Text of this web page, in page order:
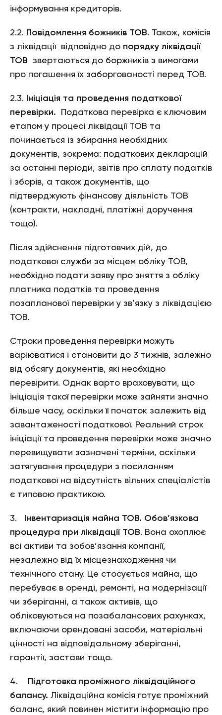
інформування кредиторів.
2.2. Повідомлення божників ТОВ. Також, комісія
з ліквідації відповідно до порядку ліквідації
ТОВ звертаються до боржників з вимогами
про погашення їх заборгованості перед ТОВ.
2.3.
Ініціація та проведення податкової
перевірки. Податкова перевірка є ключовим
етапом у процесі ліквідації ТОВ та
починається із збирання необхідних
документів, зокрема: податкових декларацій
за останні періоди, звітів про сплату податків
і зборів, а також документів, що
підтверджують фінансову діяльність ТОВ
(контракти, накладні, платіжні доручення
тощо).
Після здійснення підготовчих дій, до
податкової служби за місцем обліку ТОВ,
необхідно подати заяву про зняття з обліку
платника податків та проведення
позапланової перевірки у зв’язку з ліквідацією
ТОВ.
Строки проведення перевірки можуть
варіюватися і становити до 3 тижнів, залежно
від обсягу документів, які необхідно
перевірити. Однак варто враховувати, що
ініціація такої перевірки може зайняти значно
більше часу, оскільки її початок залежить від
завантаженості податкової. Реальний строк
ініціації та проведення перевірки може значно
перевищувати зазначені терміни, оскільки
затягування процедури з посиланням
податкової на відсутність вільних спеціалістів
є типовою практикою.
3.
Інвентаризація майна ТОВ. Обов’язкова
процедура при ліквідації ТОВ. Вона охоплює
всі активи та зобов’язання компанії,
незалежно від їх місцезнаходження чи
технічного стану. Це стосується майна, що
перебуває в оренді, ремонті, на модернізації
чи зберіганні, а також активів, що
обліковуються на позабалансових рахунках,
включаючи орендовані засоби, матеріальні
цінності на відповідальному зберіганні,
гарантії, застави тощо.
4.
Підготовка проміжного ліквідаційного
балансу. Ліквідаційна комісія готує проміжний
баланс, який повинен містити інформацію про